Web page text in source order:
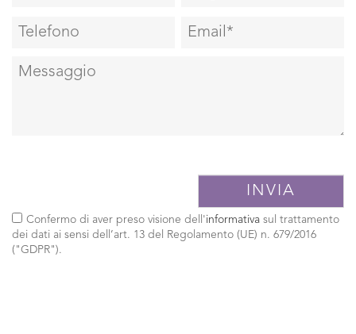
Confermo di aver preso visione dell'informativa sul trattamento
dei dati ai sensi dell’art. 13 del Regolamento (UE) n. 679/2016
("GDPR").